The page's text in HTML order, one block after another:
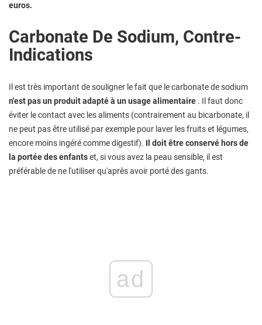
euros.
Carbonate De Sodium, Contre-
Indications
Il est très important de souligner le fait que le carbonate de sodium
n'est pas un produit adapté à un usage alimentaire . Il faut donc
éviter le contact avec les aliments (contrairement au bicarbonate, il
ne peut pas être utilisé par exemple pour laver les fruits et légumes,
encore moins ingéré comme digestif). Il doit être conservé hors de
la portée des enfantset, si vous avez la peau sensible, il est
préférable de ne l'utiliser qu'après avoir porté des gants.
ad